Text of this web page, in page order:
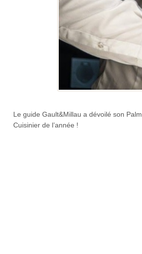
Le guide Gault&Millau a dévoilé son
Cuisinier de l’année !